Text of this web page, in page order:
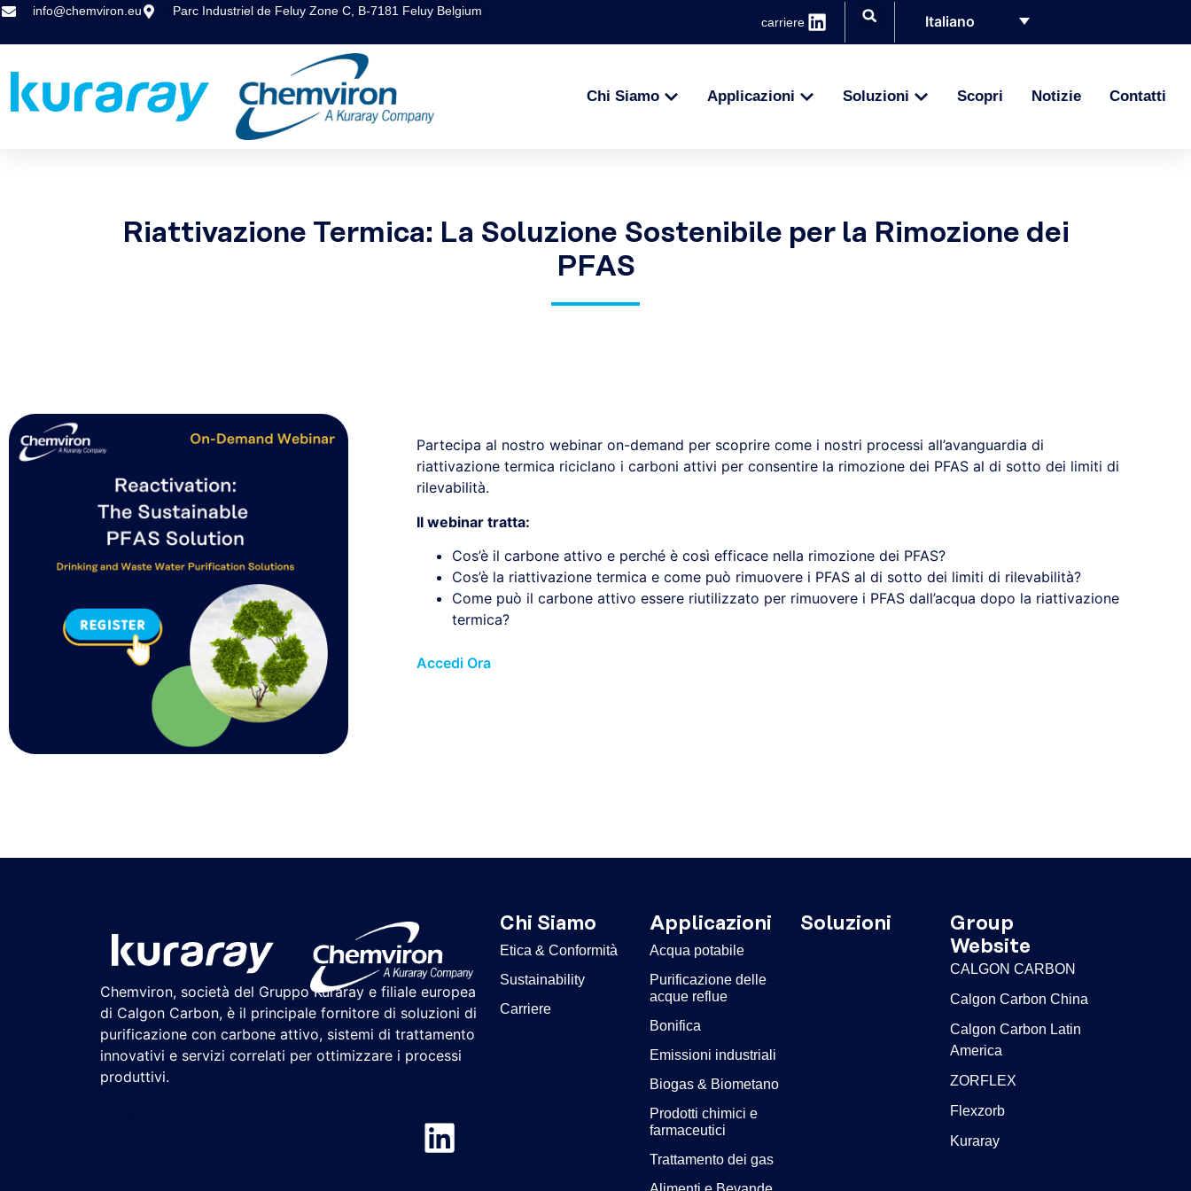
info@chemviron.eu Parc Industriel de Feluy Zone C, B-7181 Feluy Belgium
carriere Italiano
Chi Siamo Applicazioni Soluzioni Scopri Notizie Contatti
Riattivazione Termica: La Soluzione Sostenibile per la Rimozione dei
PFAS
Partecipa al nostro webinar on-demand per scoprire come i nostri processi all’avanguardia di
riattivazione termica riciclano i carboni attivi per consentire la rimozione dei PFAS al di sotto dei limiti di
rilevabilità.
Il webinar tratta:
Cos’è il carbone attivo e perché è così efficace nella rimozione dei PFAS?
Cos’è la riattivazione termica e come può rimuovere i PFAS al di sotto dei limiti di rilevabilità?
Come può il carbone attivo essere riutilizzato per rimuovere i PFAS dall’acqua dopo la riattivazione
termica?
Accedi Ora
Chemviron, società del Gruppo Kuraray e filiale europea
di Calgon Carbon, è il principale fornitore di soluzioni di
purificazione con carbone attivo, sistemi di trattamento
innovativi e servizi correlati per ottimizzare i processi
produttivi.
Chi Siamo
Etica & Conformità
Sustainability
Carriere
Applicazioni
Acqua potabile
Purificazione delle
acque reflue
Bonifica
Emissioni industriali
Biogas & Biometano
Prodotti chimici e
farmaceutici
Trattamento dei gas
Soluzioni
Group
Website
CALGON CARBON
Calgon Carbon China
Calgon Carbon Latin
America
ZORFLEX
Flexzorb
Kuraray